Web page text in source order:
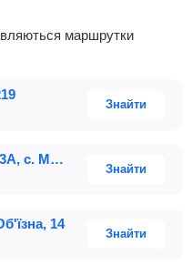
Знайти
14
Знайти
Чернівці, вул. Чернівецька, 3А, с. Магала (АЗС "БРСМ Нафта")
Знайти